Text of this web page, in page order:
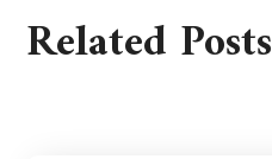
Related Posts